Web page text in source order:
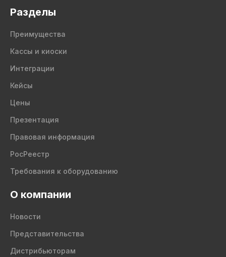
Разделы
Преимущества
Кассы и киоски
Интеграции
Кейсы
Цены
Презентация
Правовая информация
РосРеестр
Требования к оборудованию
О компании
Новости
Представительства
Дистрибьюторам